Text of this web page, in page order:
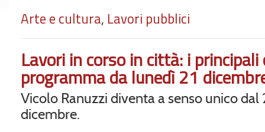
Arte e cultura, Lavori pubblici
Lavori in corso in città: i
programma da lunedì 21
Vicolo Ranuzzi diventa a senso unico dal
dicembre.